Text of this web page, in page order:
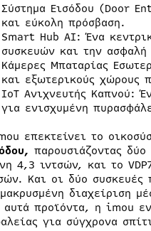
Σύστημα Εισόδου (Door
και εύκολη πρόσβαση.
Smart Hub AI: Ένα
συσκευών και την
Κάμερες Μπαταρίας
και εξωτερικούς χώρους
IoT Ανιχνευτής Καπνού:
για ενισχυμένη
επεκτείνει το
παρουσιάζοντας
4,3 ιντσών, και το
Και οι δύο συσκευές
διαχείριση
αυτά προϊόντα, η imou
για σύγχρονα